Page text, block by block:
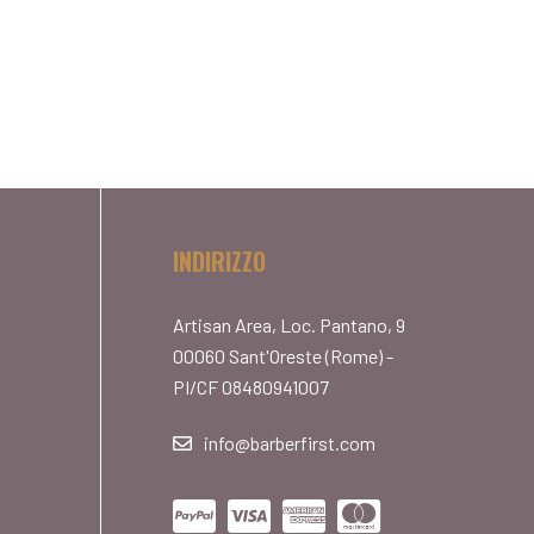
INDIRIZZO
Artisan Area, Loc. Pantano, 9
00060 Sant'Oreste (Rome) -
PI/CF 08480941007
info@barberfirst.com